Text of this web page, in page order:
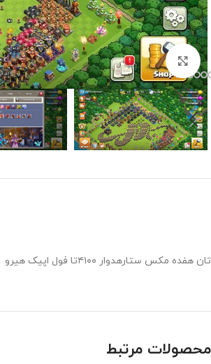
برای بزرگنمایی کلیک کنید
تان هفده مکس ستارهدوار ۴۱۰۰تا فول اپیک هیرو
محصولات مرتبط